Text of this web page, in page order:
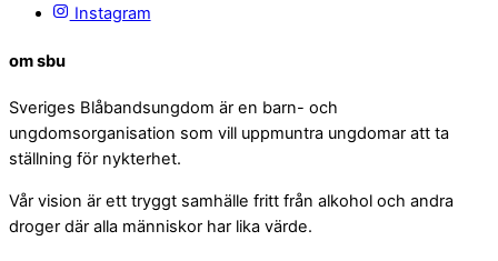
Instagram
om sbu
Sveriges Blåbandsungdom är en barn- och
ungdomsorganisation som vill uppmuntra ungdomar att ta
ställning för nykterhet.
Vår vision är ett tryggt samhälle fritt från alkohol och andra
droger där alla människor har lika värde.